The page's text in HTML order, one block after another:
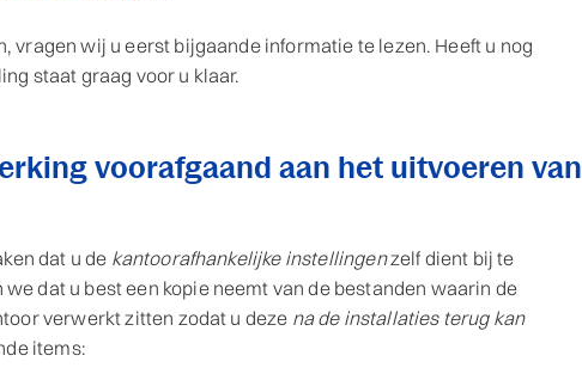
vragen wij u eerst bijgaande informatie te lezen. Heeft u nog
staat graag voor u klaar.
voorafgaand aan het uitvoeren van
dat u de kantoorafhankelijke instellingenzelf dient bij te
dat u best een kopie neemt van de bestanden waarin de
verwerkt zitten zodat u deze na de installaties terug kan
items: